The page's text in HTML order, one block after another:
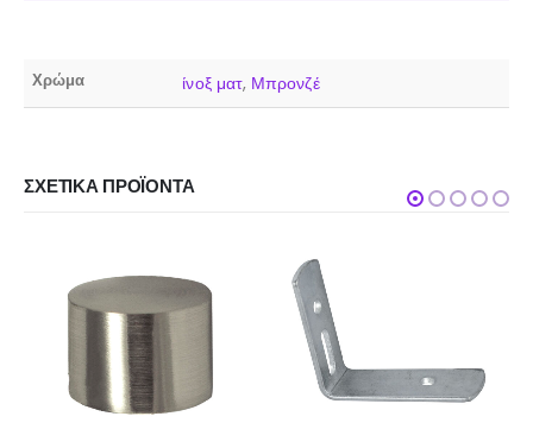
Χρώμα ίνοξ ματ, Μπρονζέ
ΣΧΕΤΙΚΆ ΠΡΟΪΌΝΤΑ